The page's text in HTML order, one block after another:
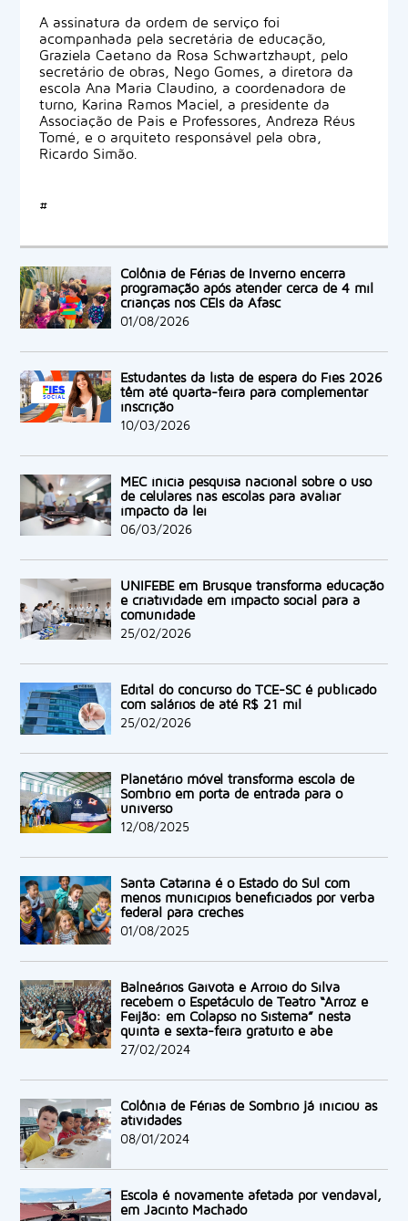
A assinatura da ordem de serviço foi
acompanhada pela secretária de educação,
Graziela Caetano da Rosa Schwartzhaupt, pelo
secretário de obras, Nego Gomes, a diretora da
escola Ana Maria Claudino, a coordenadora de
turno, Karina Ramos Maciel, a presidente da
Associação de Pais e Professores, Andreza Réus
Tomé, e o arquiteto responsável pela obra,
Ricardo Simão.
#
Colônia de Férias de Inverno encerra
programação após atender cerca de 4 mil
crianças nos CEIs da Afasc
01/08/2026
Estudantes da lista de espera do Fies 2026
têm até quarta-feira para complementar
inscrição
10/03/2026
MEC inicia pesquisa nacional sobre o uso
de celulares nas escolas para avaliar
impacto da lei
06/03/2026
UNIFEBE em Brusque transforma educação
e criatividade em impacto social para a
comunidade
25/02/2026
Edital do concurso do TCE-SC é publicado
com salários de até R$ 21 mil
25/02/2026
Planetário móvel transforma escola de
Sombrio em porta de entrada para o
universo
12/08/2025
Santa Catarina é o Estado do Sul com
menos municípios beneficiados por verba
federal para creches
01/08/2025
Balneários Gaivota e Arroio do Silva
recebem o Espetáculo de Teatro “Arroz e
Feijão: em Colapso no Sistema” nesta
quinta e sexta-feira gratuito e abe
27/02/2024
Colônia de Férias de Sombrio já iniciou as
atividades
08/01/2024
Escola é novamente afetada por vendaval,
em Jacinto Machado